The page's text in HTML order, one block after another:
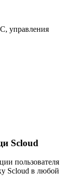
управления
Scloud
пользователя
Scloud в любой